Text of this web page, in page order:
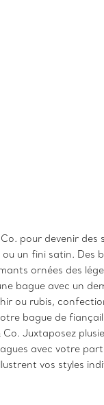
pour devenir des
un fini satin. Des
ornées des
bague avec un
ou rubis,
bague de
Juxtaposez
avec votre
vos styles